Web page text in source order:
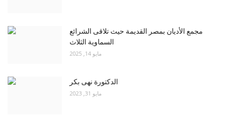
مجمع الأديان بمصر القديمة حيث تلاقى الشرائع
السماوية الثلاث
مايو 14, 2025
الدكتورة نهى بكر
مايو 31, 2023